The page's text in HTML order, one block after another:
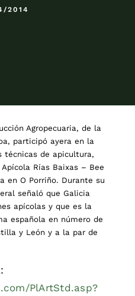
2014
Agropecuaria, de la
participó ayera en la
técnicas de apicultura,
Rías Baixas – Bee
en O Porriño. Durante su
señaló que Galicia
apícolas y que es la
española en número de
y León y a la par de
PlArtStd.asp?